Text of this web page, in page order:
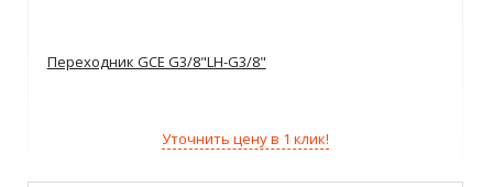
Переходник GCE G3/8"LH-G3/8"
Уточнить цену в 1 клик!